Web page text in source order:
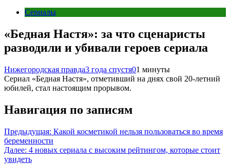
Сериалы
«Бедная Настя»: за что сценаристы
разводили и убивали героев сериала
Нижегородская правда3 года спустя01 минуты
Сериал «Бедная Настя», отметивший на днях свой 20-летний
юбилей, стал настоящим прорывом.
Навигация по записям
Предыдущая: Какой косметикой нельзя пользоваться во время
беременности
Далее: 4 новых сериала с высоким рейтингом, которые стоит
увидеть